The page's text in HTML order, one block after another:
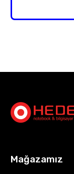
Mağazamız